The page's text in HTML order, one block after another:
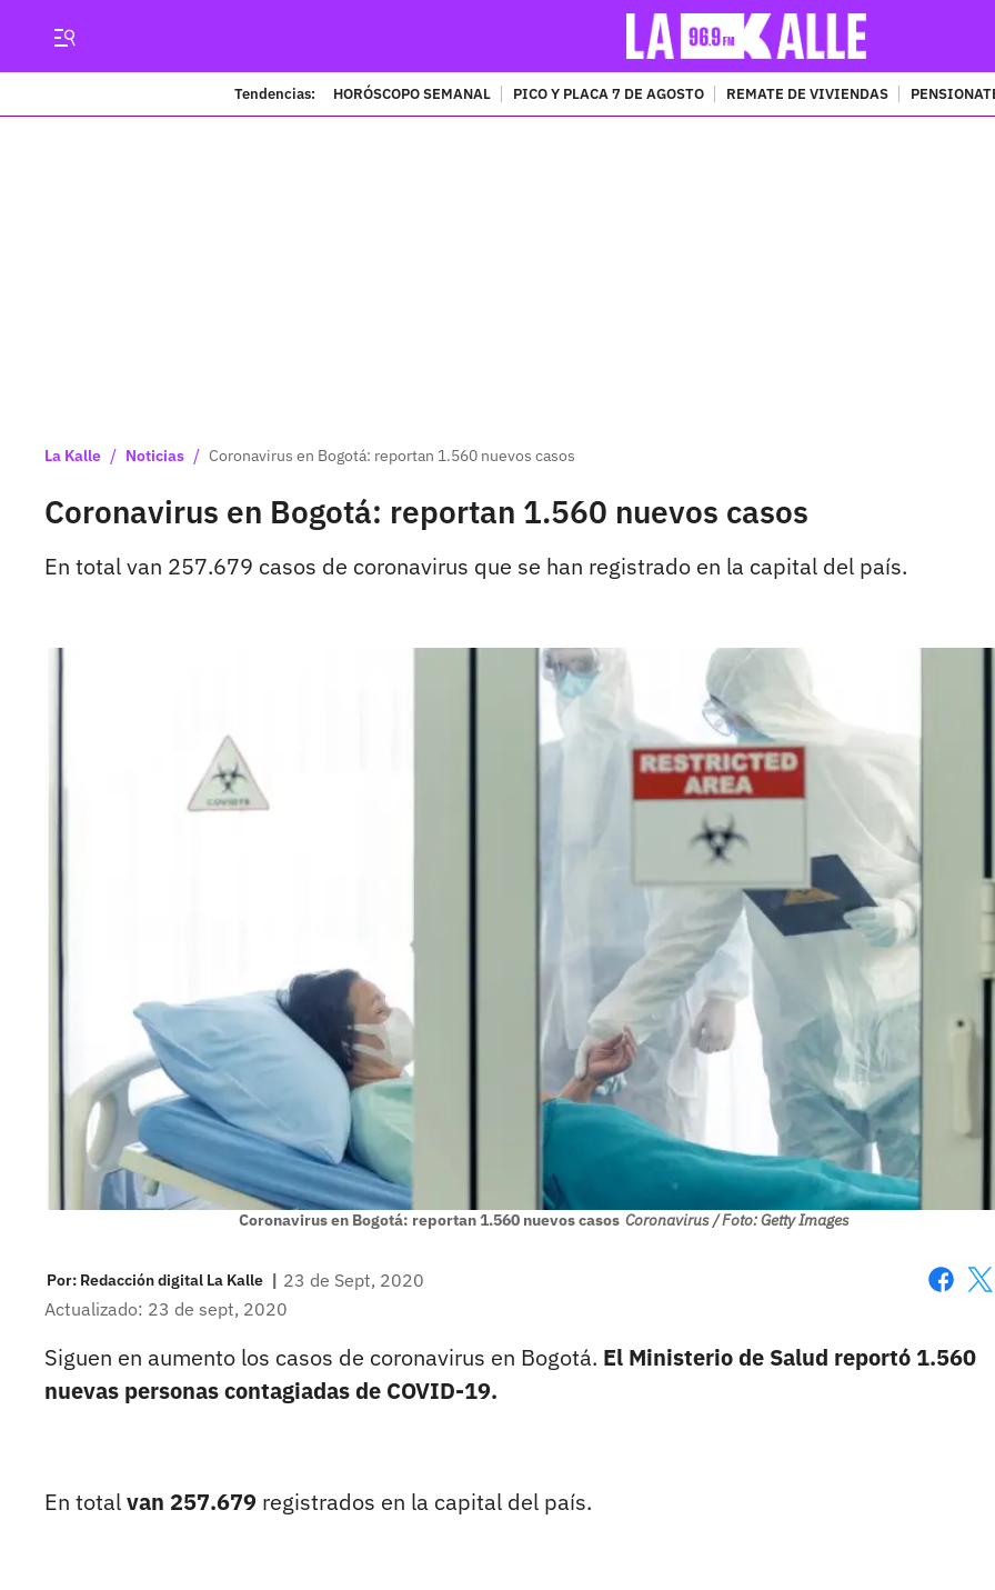
Tendencias: HORÓSCOPO SEMANAL PICO Y PLACA 7 DE AGOSTO REMATE DE VIVIENDAS
La Kalle / Noticias / Coronavirus en Bogotá: reportan 1.560 nuevos casos
Coronavirus en Bogotá: reportan 1.560 nuevos casos
En total van 257.679 casos de coronavirus que se han registrado en la capital del país.
Coronavirus en Bogotá: reportan 1.560 nuevos casos Coronavirus / Foto: Getty Images
Por: Redacción digital La Kalle | 23 de Sept, 2020
Actualizado: 23 de sept, 2020
Siguen en aumento los casos de coronavirus en Bogotá. El Ministerio de Salud reportó 1.560
nuevas personas contagiadas de COVID-19.
En totalvan 257.679 registrados en la capital del país.